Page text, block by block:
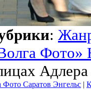
:
Фото»
Адлера
Саратов Энгельс |